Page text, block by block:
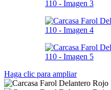
Haga clic para ampliar